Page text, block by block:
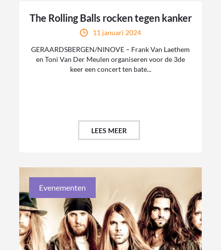
The Rolling Balls rocken tegen kanker
11 januari 2024
GERAARDSBERGEN/NINOVE – Frank Van Laethem
en Toni Van Der Meulen organiseren voor de 3de
keer een concert ten bate...
LEES MEER
Evenementen